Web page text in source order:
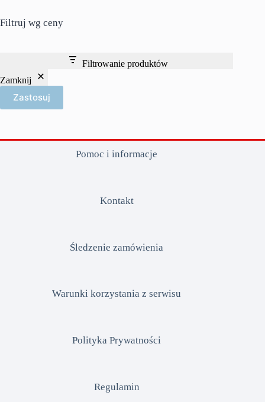
Filtruj wg ceny
Filtrowanie produktów
Zamknij
Zastosuj
Pomoc i informacje
Kontakt
Śledzenie zamówienia
Warunki korzystania z serwisu
Polityka Prywatności
Regulamin